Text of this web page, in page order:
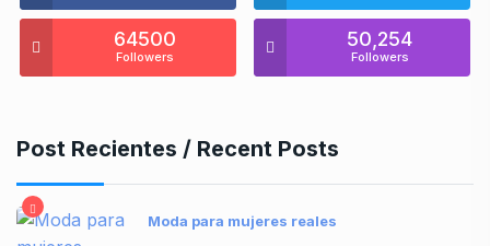
64500
Followers
50,254
Followers
Post Recientes / Recent Posts
Moda para mujeres reales